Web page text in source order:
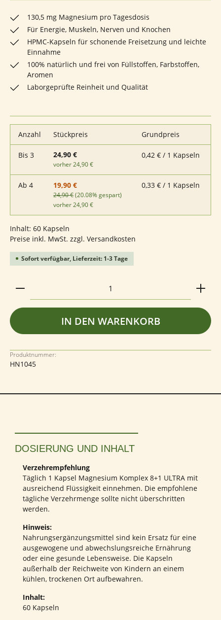
130,5 mg Magnesium pro Tagesdosis
Für Energie, Muskeln, Nerven und Knochen
HPMC-Kapseln für schonende Freisetzung und leichte
Einnahme
100% natürlich und frei von Füllstoffen, Farbstoffen,
Aromen
Laborgeprüfte Reinheit und Qualität
Anzahl Stückpreis Grundpreis
Bis 3 24,90 €
vorher 24,90 €
0,42 € / 1 Kapseln
Ab 4 19,90 €
24,90 €(20.08% gespart)
vorher 24,90 €
0,33 € / 1 Kapseln
Inhalt: 60 Kapseln
Preise inkl. MwSt. zzgl. Versandkosten
Sofort verfügbar, Lieferzeit: 1-3 Tage
Produkt Anzahl: Gib den gewünschten Wert ein
IN DEN WARENKORB
Produktnummer:
HN1045
DOSIERUNG UND INHALT
Verzehrempfehlung
Täglich 1 Kapsel Magnesium Komplex 8+1 ULTRA mit
ausreichend Flüssigkeit einnehmen. Die empfohlene
tägliche Verzehrmenge sollte nicht überschritten
werden.
Hinweis:
Nahrungsergänzungsmittel sind kein Ersatz für eine
ausgewogene und abwechslungsreiche Ernährung
oder eine gesunde Lebensweise. Die Kapseln
außerhalb der Reichweite von Kindern an einem
kühlen, trockenen Ort aufbewahren.
Inhalt:
60 Kapseln